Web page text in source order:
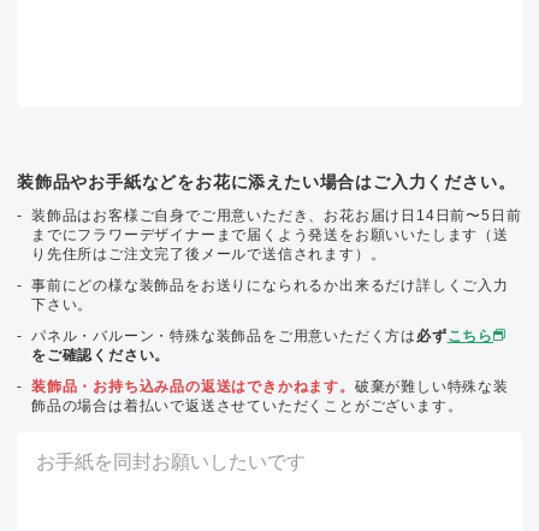
装飾品やお手紙などをお花に添えたい場合はご入力ください。
装飾品はお客様ご自身でご用意いただき、お花お届け日14日前〜5日前
までにフラワーデザイナーまで届くよう発送をお願いいたします（送
り先住所はご注文完了後メールで送信されます）。
事前にどの様な装飾品をお送りになられるか出来るだけ詳しくご入力
下さい。
パネル・バルーン・特殊な装飾品をご用意いただく方は 必ずこちら
をご確認ください。
装飾品・お持ち込み品の返送はできかねます。 破棄が難しい特殊な装
飾品の場合は着払いで返送させていただくことがございます。